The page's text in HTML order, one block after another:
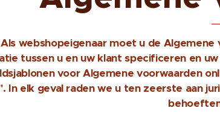
webshopeigenaar moet u de
tussen u en uw klant specificeren en
voor Algemene voorwaarden
In elk geval raden we u ten zeerste aan